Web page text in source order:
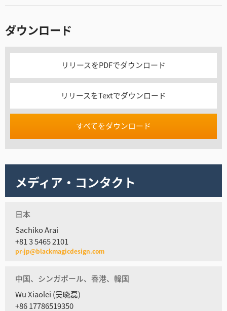
ダウンロード
リリースをPDFでダウンロード
リリースをTextでダウンロード
すべてをダウンロード
メディア・コンタクト
日本
Sachiko Arai
+81 3 5465 2101
pr-jp@blackmagicdesign.com
中国、シンガポール、香港、韓国
Wu Xiaolei (吴晓磊)
+86 17786519350